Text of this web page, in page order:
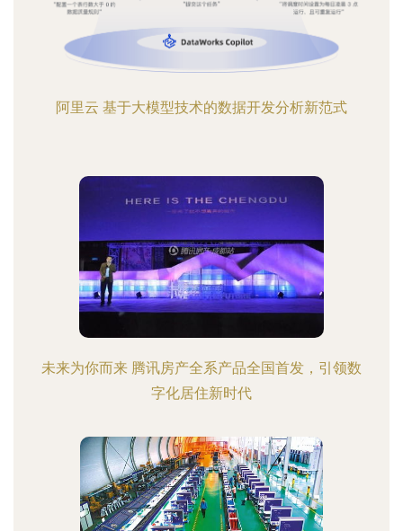
阿里云 基于大模型技术的数据开发分析新范式
未来为你而来 腾讯房产全系产品全国首发，引领数
字化居住新时代